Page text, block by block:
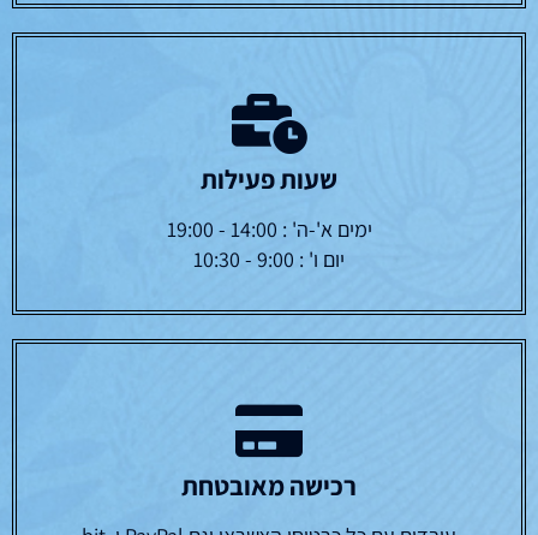
שעות פעילות
ימים א'-ה' : 14:00 - 19:00
יום ו' : 9:00 - 10:30
רכישה מאובטחת